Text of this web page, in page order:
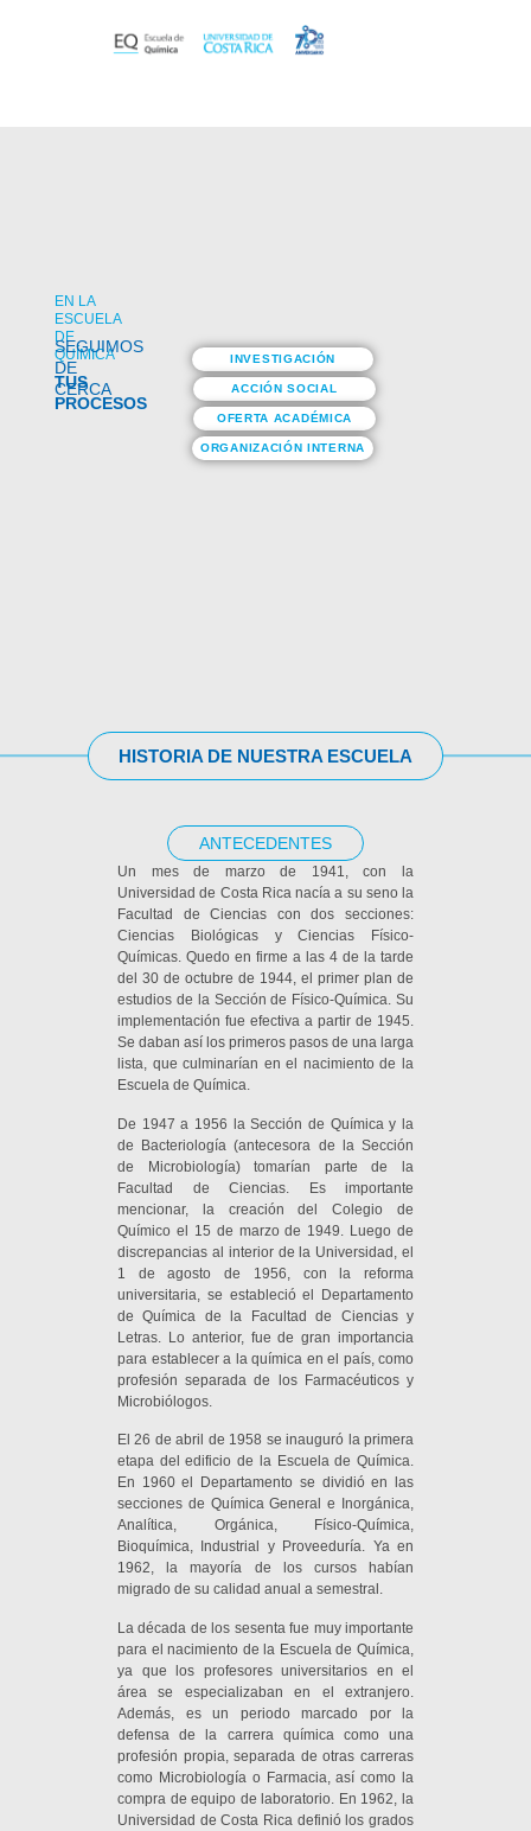
EN LA
ESCUELA
DE
QUÍMICA
SEGUIMOS
DE
CERCA
TUS
PROCESOS
INVESTIGACIÓN
ACCIÓN SOCIAL
OFERTA ACADÉMICA
ORGANIZACIÓN INTERNA
HISTORIA DE NUESTRA ESCUELA
ANTECEDENTES
Un mes de marzo de 1941, con la
Universidad de Costa Rica nacía a su seno la
Facultad de Ciencias con dos secciones:
Ciencias Biológicas y Ciencias Físico-
Químicas. Quedo en firme a las 4 de la tarde
del 30 de octubre de 1944, el primer plan de
estudios de la Sección de Físico-Química. Su
implementación fue efectiva a partir de 1945.
Se daban así los primeros pasos de una larga
lista, que culminarían en el nacimiento de la
Escuela de Química.
De 1947 a 1956 la Sección de Química y la
de Bacteriología (antecesora de la Sección
de Microbiología) tomarían parte de la
Facultad de Ciencias. Es importante
mencionar, la creación del Colegio de
Químico el 15 de marzo de 1949. Luego de
discrepancias al interior de la Universidad, el
1 de agosto de 1956, con la reforma
universitaria, se estableció el Departamento
de Química de la Facultad de Ciencias y
Letras. Lo anterior, fue de gran importancia
para establecer a la química en el país, como
profesión separada de los Farmacéuticos y
Microbiólogos.
El 26 de abril de 1958 se inauguró la primera
etapa del edificio de la Escuela de Química.
En 1960 el Departamento se dividió en las
secciones de Química General e Inorgánica,
Analítica, Orgánica, Físico-Química,
Bioquímica, Industrial y Proveeduría. Ya en
1962, la mayoría de los cursos habían
migrado de su calidad anual a semestral.
La década de los sesenta fue muy importante
para el nacimiento de la Escuela de Química,
ya que los profesores universitarios en el
área se especializaban en el extranjero.
Además, es un periodo marcado por la
defensa de la carrera química como una
profesión propia, separada de otras carreras
como Microbiología o Farmacia, así como la
compra de equipo de laboratorio. En 1962, la
Universidad de Costa Rica definió los grados